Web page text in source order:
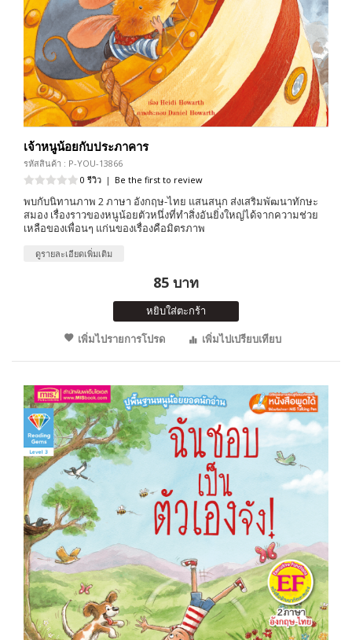
เจ้าหนูน้อยกับประภาคาร
รหัสสินค้า : P-YOU-13866
0 รีวิว | Be the first to review
พบกับนิทานภาพ 2 ภาษา อังกฤษ-ไทย แสนสนุก ส่งเสริมพัฒนาทักษะ
สมอง เรื่องราวของหนูน้อยตัวหนึ่งที่ทำสิ่งอันยิ่งใหญ่ได้จากความช่วย
เหลือของเพื่อนๆ แก่นของเรื่องคือมิตรภาพ
ดูรายละเอียดเพิ่มเติม
85 บาท
หยิบใส่ตะกร้า
เพิ่มไปรายการโปรด
เพิ่มไปเปรียบเทียบ